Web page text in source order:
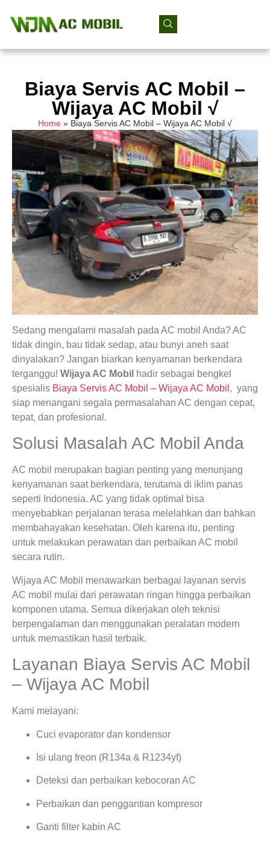
Biaya Servis AC Mobil –
Wijaya AC Mobil √
Home » Biaya Servis AC Mobil – Wijaya AC Mobil √
Sedang mengalami masalah pada AC mobil Anda? AC
tidak dingin, bau tidak sedap, atau bunyi aneh saat
dinyalakan? Jangan biarkan kenyamanan berkendara
terganggu! Wijaya AC Mobil hadir sebagai bengkel
spesialis Biaya Servis AC Mobil – Wijaya AC Mobil , yang
siap menangani segala permasalahan AC dengan cepat,
tepat, dan profesional.
Solusi Masalah AC Mobil Anda
AC mobil merupakan bagian penting yang menunjang
kenyamanan saat berkendara, terutama di iklim panas
seperti Indonesia. AC yang tidak optimal bisa
menyebabkan perjalanan terasa melelahkan dan bahkan
membahayakan kesehatan. Oleh karena itu, penting
untuk melakukan perawatan dan perbaikan AC mobil
secara rutin.
Wijaya AC Mobil menawarkan berbagai layanan servis
AC mobil mulai dari perawatan ringan hingga perbaikan
komponen utama. Semua dikerjakan oleh teknisi
berpengalaman dan menggunakan peralatan modern
untuk memastikan hasil terbaik.
Layanan Biaya Servis AC Mobil
– Wijaya AC Mobil
Kami melayani:
Cuci evaporator dan kondensor
Isi ulang freon (R134a & R1234yf)
Deteksi dan perbaikan kebocoran AC
Perbaikan dan penggantian kompresor
Ganti filter kabin AC